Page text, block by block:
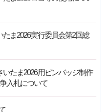
ま2026実行委員会第2回総
いたま2026用ピンバッジ制作
入札について